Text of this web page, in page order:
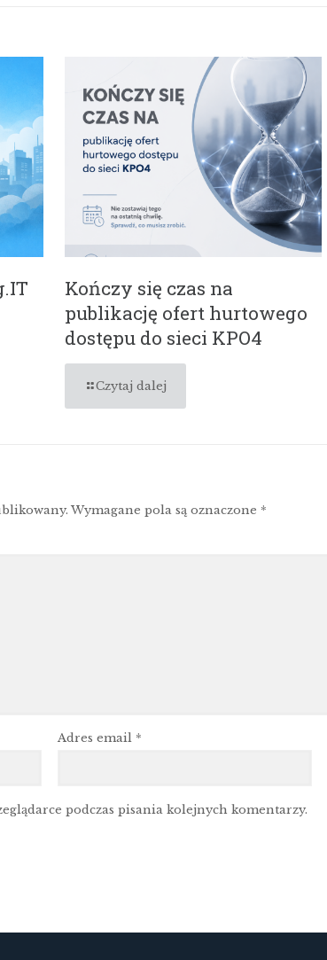
Kończy się czas na
publikację ofert hurtowego
dostępu do sieci KPO4
Czytaj dalej
Wymagane pola są oznaczone *
Adres email *
podczas pisania kolejnych komentarzy.